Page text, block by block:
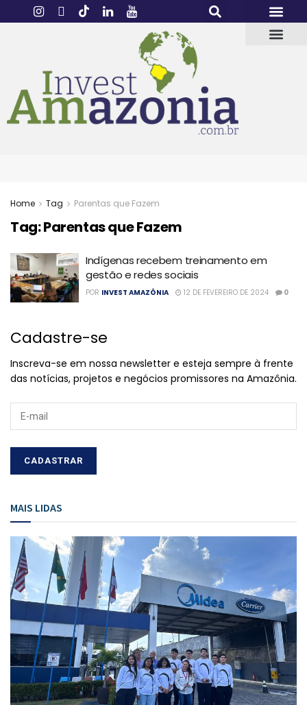
Home Tag Parentas que Fazem
Tag:Parentas que Fazem
Indígenas recebem treinamento em
gestão e redes sociais
POR INVEST AMAZÔNIA 12 DE FEVEREIRO DE 2024 0
Cadastre-se
Inscreva-se em nossa newsletter e esteja sempre à frente
das notícias, projetos e negócios promissores na Amazônia.
MAIS LIDAS